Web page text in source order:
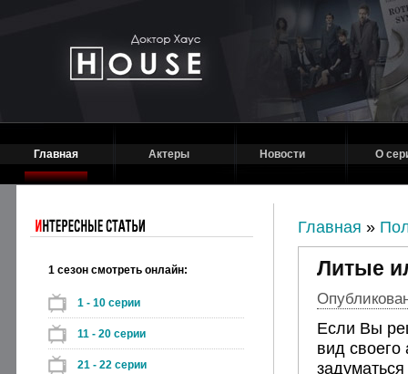
Главная Актеры Новости О
1 сезон смотреть онлайн:
1 - 10 серии
11 - 20 серии
21 - 22 серии
Главная »
Литые
Если Вы
вид своего